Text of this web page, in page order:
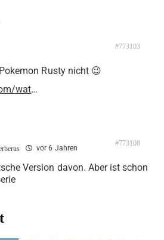
#773103
Rusty nicht 😉
wat…
vor 6 Jahren
#773108
Version davon. Aber ist schon